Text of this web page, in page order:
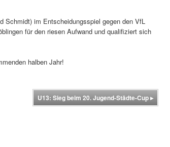
Schmidt) im Entscheidungsspiel gegen den VfL
für den riesen Aufwand und qualifiziert sich
halben Jahr!
U13: Sieg beim 20. Jugend-Städte-Cup▸